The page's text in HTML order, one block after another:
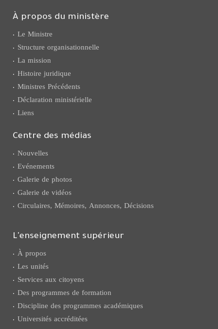
À propos du ministère
Le Ministre
Structure organisationnelle
La mission
Histoire juridique
Ministres Précédents
Déclaration ministérielle
Liens
Centre des médias
Nouvelles
Evénements
Galerie de photos
Galerie de vidéos
Circulaires, Mémoires, Annonces, Décisions
L'enseignement supérieur
À propos
Les unités
Services aux citoyens
Des programmes de formation
Discipline des programmes académiques
Universités accréditées